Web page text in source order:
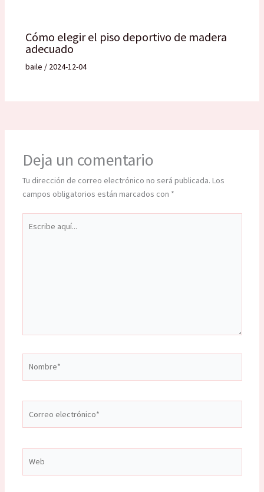
Cómo elegir el piso deportivo de madera
adecuado
baile / 2024-12-04
Deja un comentario
Tu dirección de correo electrónico no será publicada. Los
campos obligatorios están marcados con *
aquí...
electrónico*